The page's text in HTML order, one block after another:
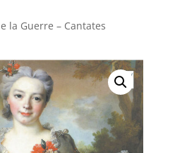
la Guerre – Cantates